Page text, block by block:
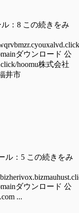
：8 この続きをみ
ダウンロード 公
hoomu株式会社
井市
：5 この続きをみ
ダウンロード 公
...